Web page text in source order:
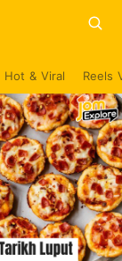
Hot & Viral Reels